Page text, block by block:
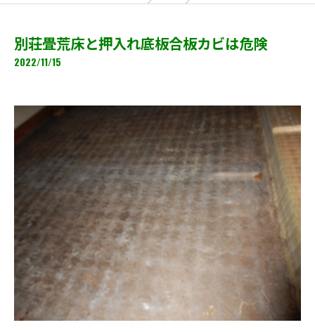
別荘畳荒床と押入れ底板合板カビは危険
2022/11/15